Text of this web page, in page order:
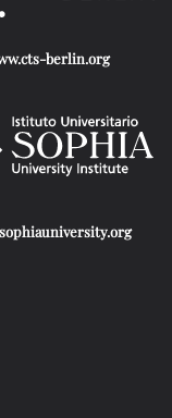
berlin.org